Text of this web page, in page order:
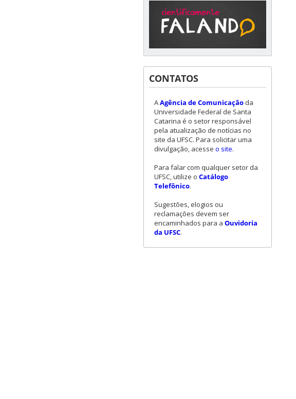
CONTATOS
AAgência de Comunicação da
Universidade Federal de Santa
Catarina é o setor responsável
pela atualização de notícias no
site da UFSC. Para solicitar uma
divulgação, acesse o site.
Para falar com qualquer setor da
UFSC, utilize o Catálogo
Telefônico.
Sugestões, elogios ou
reclamações devem ser
encaminhados para a Ouvidoria
da UFSC.